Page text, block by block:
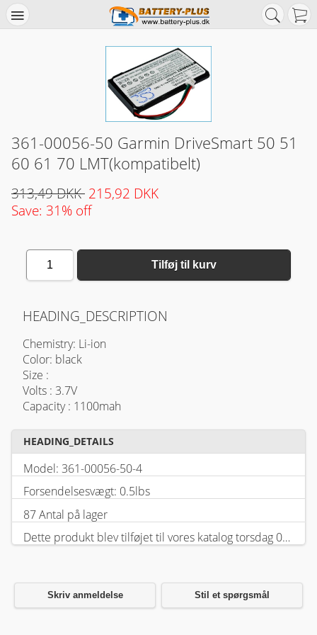
361-00056-50 Garmin DriveSmart 50 51
60 61 70 LMT(kompatibelt)
313,49 DKK 215,92 DKK
Save: 31% off
1 Tilføj til kurv
HEADING_DESCRIPTION
Chemistry: Li-ion
Color: black
Size :
Volts : 3.7V
Capacity : 1100mah
HEADING_DETAILS
Model: 361-00056-50-4
Forsendelsesvægt: 0.5lbs
87 Antal på lager
Dette produkt blev tilføjet til vores katalog torsdag 05 februar, 2026.
Skriv anmeldelse Stil et spørgsmål